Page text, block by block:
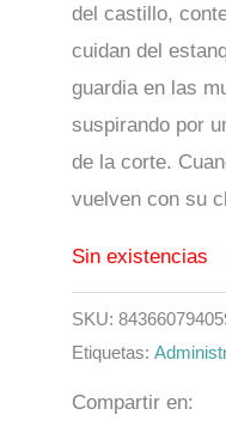
del castillo,
cuidan del
guardia en las
suspirando por
de la corte.
vuelven con su
Sin existencias
SKU:
Etiquetas:
Compartir en: